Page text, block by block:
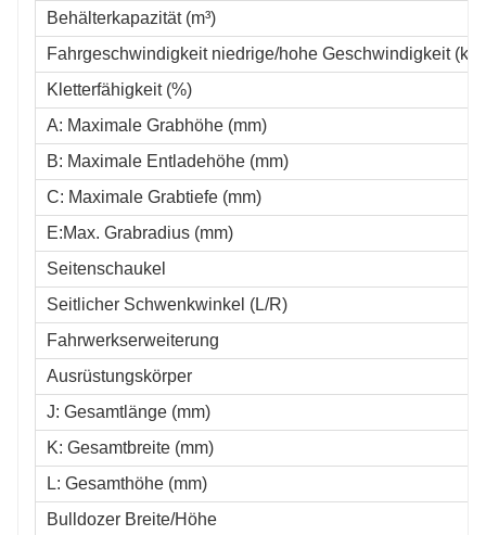
Behälterkapazität (m³)
Fahrgeschwindigkeit niedrige/hohe Geschwindigkeit
Kletterfähigkeit (%)
A: Maximale Grabhöhe (mm)
B: Maximale Entladehöhe (mm)
C: Maximale Grabtiefe (mm)
E:Max. Grabradius (mm)
Seitenschaukel
Seitlicher Schwenkwinkel (L/R)
Fahrwerkserweiterung
Ausrüstungskörper
J: Gesamtlänge (mm)
K: Gesamtbreite (mm)
L: Gesamthöhe (mm)
Bulldozer Breite/Höhe